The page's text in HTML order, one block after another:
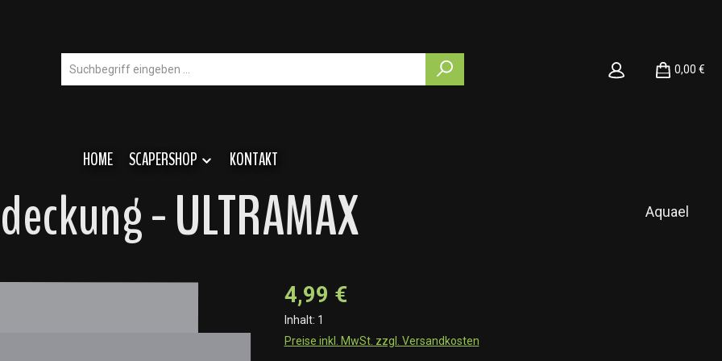
0,00 €
HOME SCAPERSHOP KONTAKT
- ULTRAMAX Aquael
4,99 €
Inhalt: 1
Preise inkl. MwSt. zzgl. Versandkosten